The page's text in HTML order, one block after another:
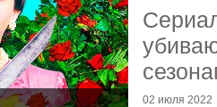
02 июля 2022